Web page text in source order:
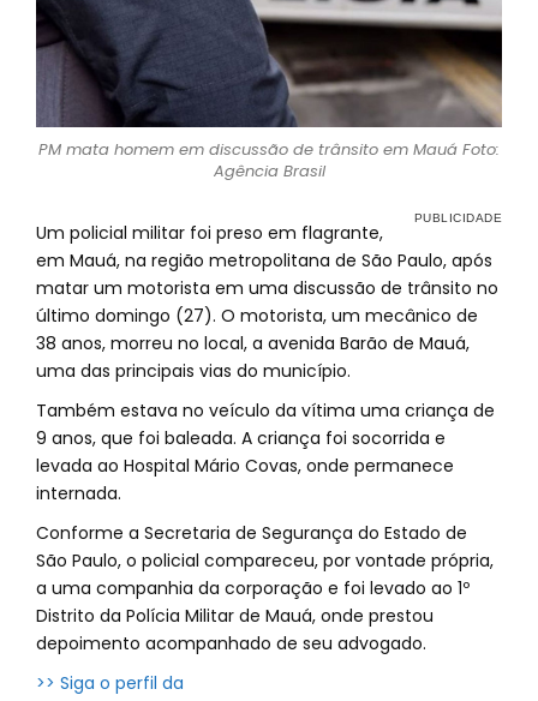
PM mata homem em discussão de trânsito em Mauá Foto:
Agência Brasil
Um policial militar foi preso em flagrante,
em Mauá, na região metropolitana de São Paulo, após
matar um motorista em uma discussão de trânsito no
último domingo (27). O motorista, um mecânico de
38 anos, morreu no local, a avenida Barão de Mauá,
uma das principais vias do município.
Também estava no veículo da vítima uma criança de
9 anos, que foi baleada. A criança foi socorrida e
levada ao Hospital Mário Covas, onde permanece
internada.
Conforme a Secretaria de Segurança do Estado de
São Paulo, o policial compareceu, por vontade própria,
a uma companhia da corporação e foi levado ao 1º
Distrito da Polícia Militar de Mauá, onde prestou
depoimento acompanhado de seu advogado.
>> Siga o perfil da